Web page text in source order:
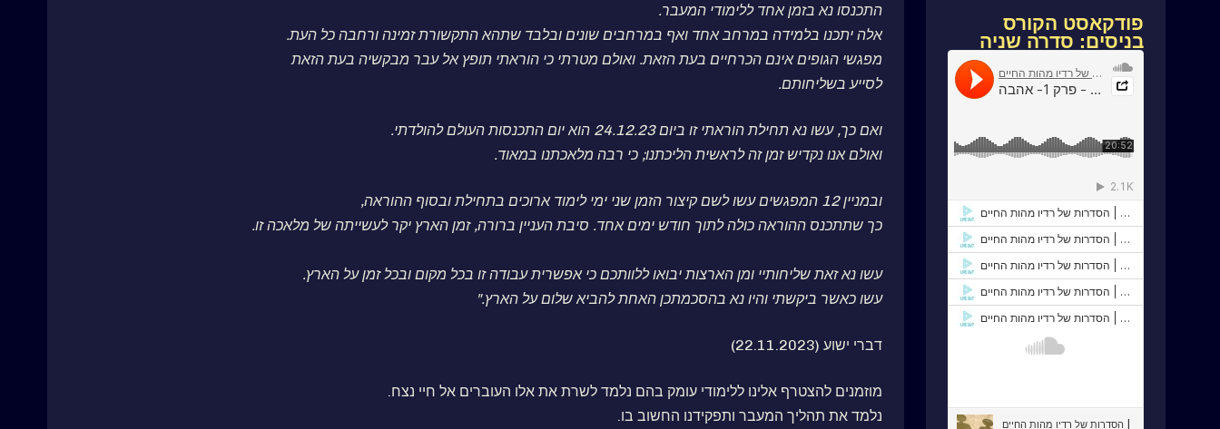
התכנסו נא בזמן אחד ללימודי המעבר.
אלה יתכנו בלמידה במרחב אחד ואף במרחבים שונים ובלבד שתהא התקשורת זמינה ורחבה כל העת.
מפגשי הגופים אינם הכרחיים בעת הזאת. ואולם מטרתי כי הוראתי תופץ אל עבר מבקשיה בעת הזאת
לסייע בשליחותם.
ואם כך, עשו נא תחילת הוראתי זו ביום 24.12.23 הוא יום התכנסות העולם להולדתי.
ואולם אנו נקדיש זמן זה לראשית הליכתנו; כי רבה מלאכתנו במאוד.
ובמניין 12 המפגשים עשו לשם קיצור הזמן שני ימי לימוד ארוכים בתחילת ובסוף ההוראה,
כך שתתכנס ההוראה כולה לתוך חודש ימים אחד. סיבת העניין ברורה, זמן הארץ יקר לעשייתה של מלאכה זו.
עשו נא זאת שליחותיי ומן הארצות יבואו ללוותכם כי אפשרית עבודה זו בכל מקום ובכל זמן על הארץ.
עשו כאשר ביקשתי והיו נא בהסכמתכן האחת להביא שלום על הארץ."
דברי ישוע (22.11.2023)
מוזמנים להצטרף אלינו ללימודי עומק בהם נלמד לשרת את אלו העוברים אל חיי נצח.
נלמד את תהליך המעבר ותפקידנו החשוב בו.
פודקאסט הקורס
בניסים: סדרה שניה